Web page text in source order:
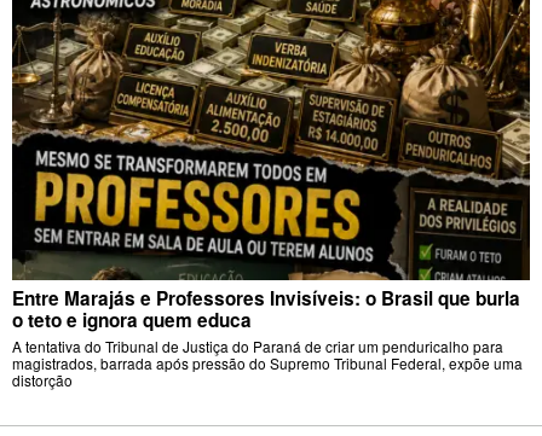
Entre Marajás e Professores Invisíveis: o Brasil que burla
o teto e ignora quem educa
A tentativa do Tribunal de Justiça do Paraná de criar um penduricalho para
magistrados, barrada após pressão do Supremo Tribunal Federal, expõe uma
distorção